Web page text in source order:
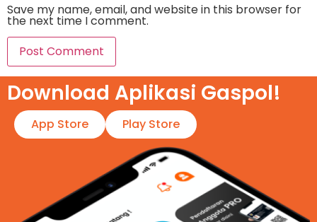
Save my name, email, and website in this browser for
the next time I comment.
Download Aplikasi Gaspol!​
App Store Play Store